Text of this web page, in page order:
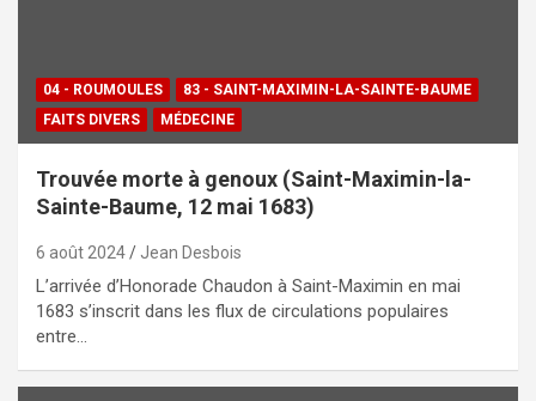
04 - ROUMOULES
83 - SAINT-MAXIMIN-LA-SAINTE-BAUME
FAITS DIVERS
MÉDECINE
Trouvée morte à genoux (Saint-Maximin-la-
Sainte-Baume, 12 mai 1683)
6 août 2024 Jean Desbois
L’arrivée d’Honorade Chaudon à Saint-Maximin en mai
1683 s’inscrit dans les flux de circulations populaires
entre…